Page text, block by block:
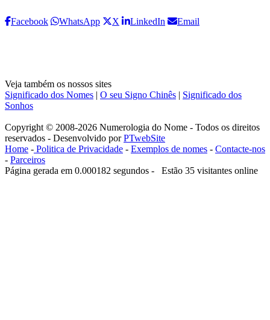
Facebook WhatsApp X LinkedIn Email
Veja também os nossos sites
Significado dos Nomes
O seu Signo Chinês
Significado dos
Sonhos
Copyright © 2008-2026 Numerologia do Nome - Todos os direitos
reservados - Desenvolvido porPTwebSite
Home - Politica de Privacidade - Exemplos de nomes - Contacte-nos
- Parceiros
Página gerada em 0.000182 segundos - Estão 35 visitantes online